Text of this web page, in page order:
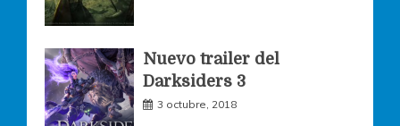
m
Nuevo trailer del
Darksiders 3
3 octubre, 2018